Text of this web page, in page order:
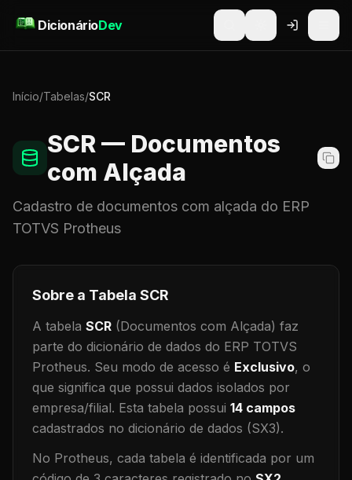
DicionárioDev
Início/Tabelas/SCR
SCR — Documentos
com Alçada
Cadastro de documentos com alçada do ERP
TOTVS Protheus
Sobre a Tabela SCR
A tabela SCR (Documentos com Alçada) faz
parte do dicionário de dados do ERP TOTVS
Protheus. Seu modo de acesso é Exclusivo, o
que significa que possui dados isolados por
empresa/filial. Esta tabela possui 14 campos
cadastrados no dicionário de dados (SX3).
No Protheus, cada tabela é identificada por um